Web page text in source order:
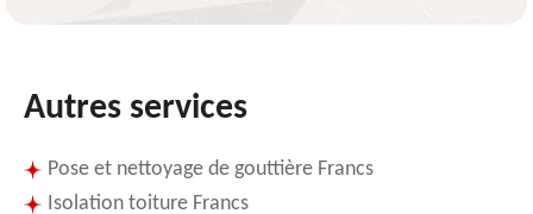
Autres services
Pose et nettoyage de gouttière Francs
Isolation toiture Francs